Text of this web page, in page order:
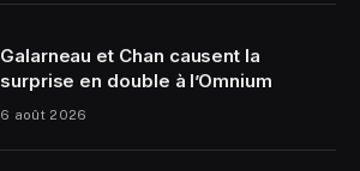
Galarneau et Chan causent la
surprise en double à l’Omnium
6 août 2026